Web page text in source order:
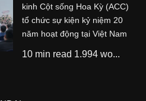
kinh Cột sống Hoa Kỳ (ACC)
tổ chức sự kiện kỷ niệm 20
năm hoạt động tại Việt Nam
10 min read 1.994 wo...